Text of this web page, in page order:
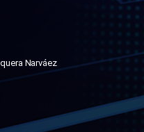
Narváez